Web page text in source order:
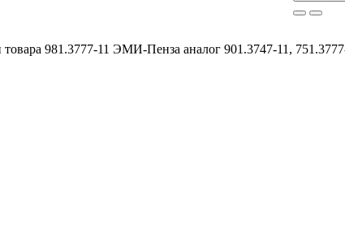
981.3777-11 ЭМИ-Пенза аналог 901.3747-11,